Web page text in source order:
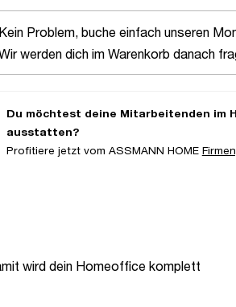
Problem, buche einfach unseren
werden dich im Warenkorb danach
Du möchtest deine Mitarbeitenden im
ausstatten?
Profitiere jetzt vom ASSMANN HOME
wird dein Homeoffice komplett